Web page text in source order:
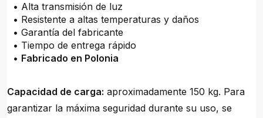
• Alta transmisión de luz
• Resistente a altas temperaturas y daños
• Garantía del fabricante
• Tiempo de entrega rápido
• Fabricado en Polonia
Capacidad de carga: aproximadamente 150 kg. Para
garantizar la máxima seguridad durante su uso, se